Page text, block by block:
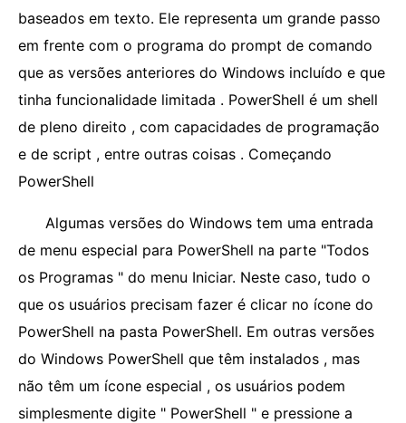
baseados em texto. Ele representa um grande passo
em frente com o programa do prompt de comando
que as versões anteriores do Windows incluído e que
tinha funcionalidade limitada . PowerShell é um shell
de pleno direito , com capacidades de programação
e de script , entre outras coisas . Começando
PowerShell
Algumas versões do Windows tem uma entrada
de menu especial para PowerShell na parte "Todos
os Programas " do menu Iniciar. Neste caso, tudo o
que os usuários precisam fazer é clicar no ícone do
PowerShell na pasta PowerShell. Em outras versões
do Windows PowerShell que têm instalados , mas
não têm um ícone especial , os usuários podem
simplesmente digite " PowerShell " e pressione a